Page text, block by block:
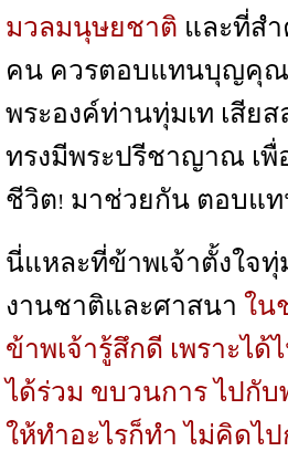
มวลมนุษยชาติ และที่ส
คน ควรตอบแทนบุญคุณ
พระองค์ท่านทุ่มเท เสีย
ทรงมีพระปรีชาญาณ เ
ชีวิต! มาช่วยกัน ตอบแ
นี่แหละที่ข้าพเจ้าตั้งใจ
งานชาติและศาสนา ใน
ข้าพเจ้ารู้สึกดี เพราะได้
ได้ร่วม ขบวนการ ไปกั
ให้ทำอะไรก็ทำ ไม่คิดไ